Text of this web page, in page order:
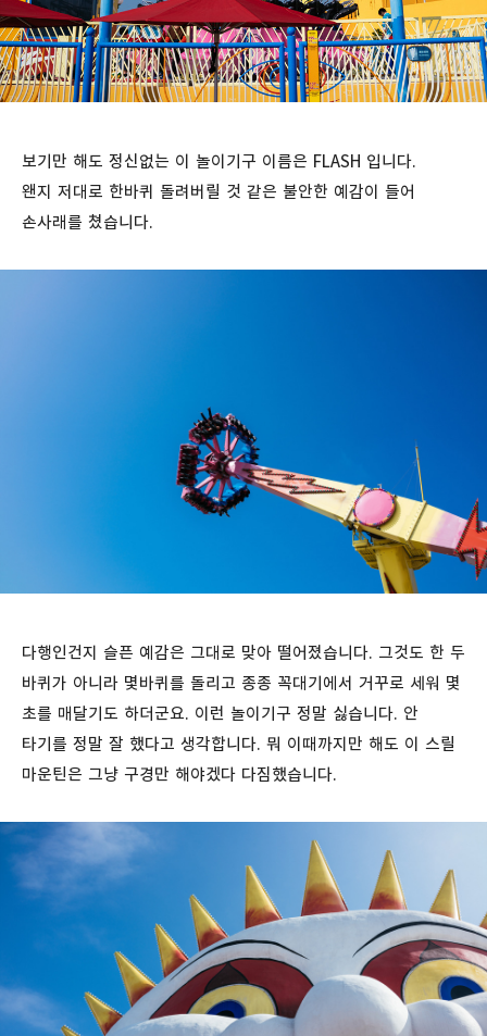
보기만 해도 정신없는 이 놀이기구 이름은 FLASH 입니다.
왠지 저대로 한바퀴 돌려버릴 것 같은 불안한 예감이 들어
손사래를 쳤습니다.
다행인건지 슬픈 예감은 그대로 맞아 떨어졌습니다. 그것도 한 두
바퀴가 아니라 몇바퀴를 돌리고 종종 꼭대기에서 거꾸로 세워 몇
초를 매달기도 하더군요. 이런 놀이기구 정말 싫습니다. 안
타기를 정말 잘 했다고 생각합니다. 뭐 이때까지만 해도 이 스릴
마운틴은 그냥 구경만 해야겠다 다짐했습니다.